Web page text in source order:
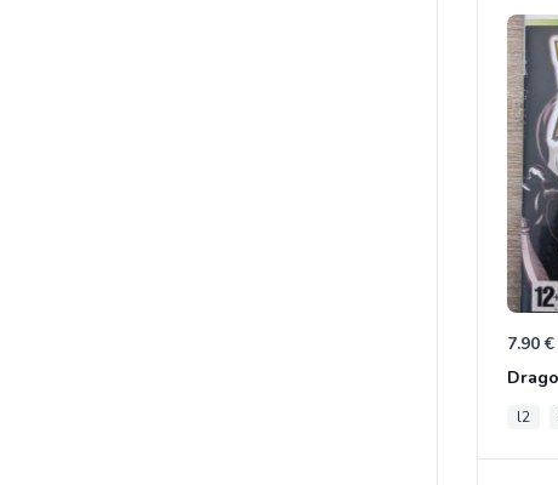
7.90 €
l2